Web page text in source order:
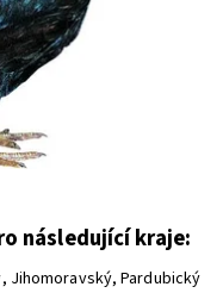
následující kraje:
Jihomoravský, Pardubický